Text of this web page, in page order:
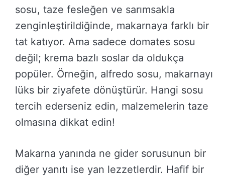
sosu, taze fesleğen ve sarımsakla
zenginleştirildiğinde, makarnaya farklı bir
tat katıyor. Ama sadece domates sosu
değil; krema bazlı soslar da oldukça
popüler. Örneğin, alfredo sosu, makarnayı
lüks bir ziyafete dönüştürür. Hangi sosu
tercih ederseniz edin, malzemelerin taze
olmasına dikkat edin!
Makarna yanında ne gider sorusunun bir
diğer yanıtı ise yan lezzetlerdir. Hafif bir